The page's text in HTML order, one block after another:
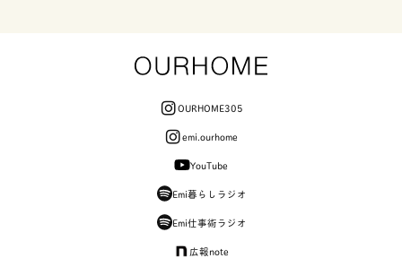
OURHOME305
emi.ourhome
YouTube
Emi暮らしラジオ
Emi仕事術ラジオ
広報note